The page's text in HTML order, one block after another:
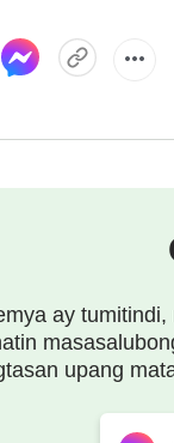
ng
ang tao
Diyos, at
at kahabag-
ngayon. Sa
na mangusap
nang malinaw
sa diwa
ay
upang